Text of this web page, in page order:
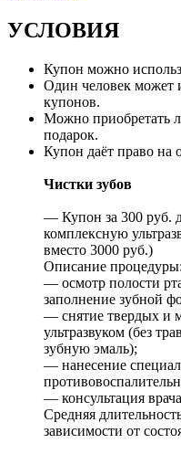
УСЛОВИЯ
Купон можно
Один человек может
купонов.
Можно приобретать
подарок.
Купон даёт право на
Чистки зубов
— Купон за 300 руб.
комплексную
вместо 3000 руб.)
Описание процедуры:
— осмотр полости
заполнение зубной
— снятие твердых и
ультразвуком (без
зубную эмаль);
— нанесение
— консультация
Средняя
зависимости от